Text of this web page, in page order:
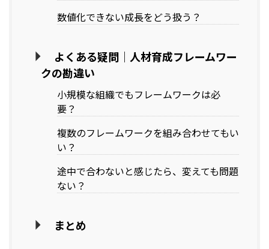
数値化できない成長をどう扱う？
よくある疑問｜人材育成フレームワー
クの勘違い
小規模な組織でもフレームワークは必
要？
複数のフレームワークを組み合わせてもい
い？
途中で合わないと感じたら、変えても問題
ない？
まとめ